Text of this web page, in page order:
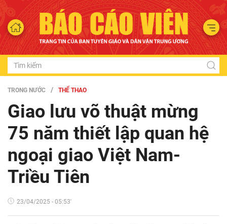
TRONG NƯỚC THỂ THAO
Giao lưu võ thuật mừng
75 năm thiết lập quan hệ
ngoại giao Việt Nam-
Triều Tiên
23/04/2025 - 05:53'